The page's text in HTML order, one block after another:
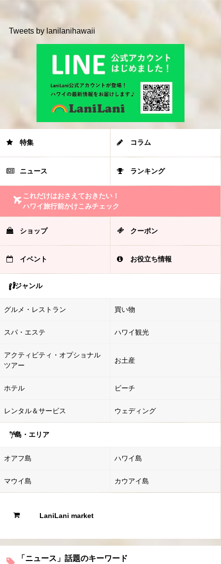
Tweets by lanilanihawaii
特集 コラム
ニュース ランキング
これだけはおさえておきたい！
ハワイ旅行前かけこみチェック
ショップ クーポン
イベント お役立ち情報
ジャンル
グルメ・レストラン 買い物
スパ・エステ ハワイ観光
アクティビティ・オプショナル
ツアー
お土産
ホテル ビーチ
レンタル＆サービス ウェディング
島・エリア
オアフ島 ハワイ島
マウイ島 カウアイ島
LaniLani market
「ニュース」話題のキーワード